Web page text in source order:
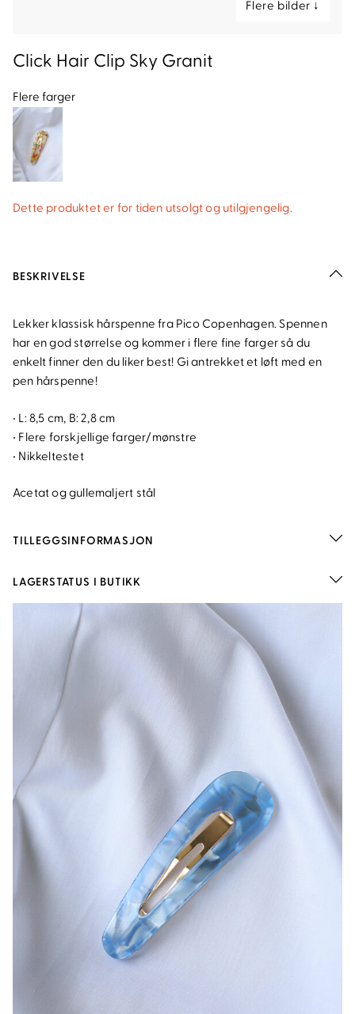
Click Hair Clip Sky Granit
Flere farger
Dette produktet er for tiden utsolgt og utilgjengelig.
BESKRIVELSE
Lekker klassisk hårspenne fra Pico Copenhagen. Spennen
har en god størrelse og kommer i flere fine farger så du
enkelt finner den du liker best! Gi antrekket et løft med en
pen hårspenne!
• L: 8,5 cm, B: 2,8 cm
• Flere forskjellige farger/mønstre
• Nikkeltestet
Acetat og gullemaljert stål
TILLEGGSINFORMASJON
LAGERSTATUS I BUTIKK